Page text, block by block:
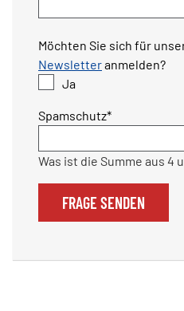
Möchten Sie sich für
Newsletteranmelden?
Ja
Pflichtfeld
Spamschutz*
Was ist die Summe aus 4
FRAGE SENDEN